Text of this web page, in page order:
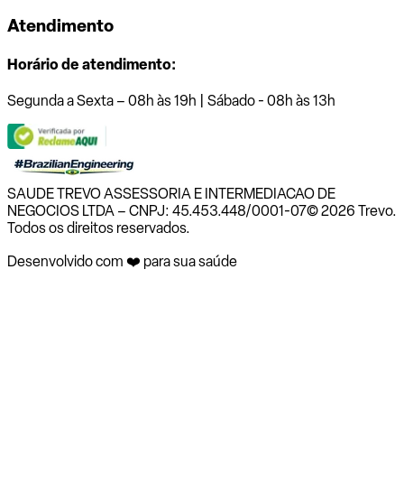
Atendimento
Horário de atendimento:
Segunda a Sexta – 08h às 19h | Sábado - 08h às 13h
SAUDE TREVO ASSESSORIA E INTERMEDIACAO DE
NEGOCIOS LTDA – CNPJ: 45.453.448/0001-07© 2026 Trevo.
Todos os direitos reservados.
Desenvolvido com ❤️ para sua saúde